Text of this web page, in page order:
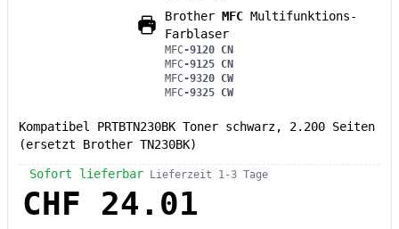
Brother MFC Multifunktions-
Farblaser
MFC-9120 CN
MFC-9125 CN
MFC-9320 CW
MFC-9325 CW
Kompatibel PRTBTN230BK Toner schwarz, 2.200 Seiten
(ersetzt Brother TN230BK)
Sofort lieferbar Lieferzeit 1-3 Tage
CHF 24.01